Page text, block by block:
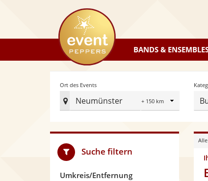
eventpeppers
BANDS &
Ort des Events
Neumünster
Radius
Ort
Events
Suche filtern
Umkreis/Entfernung